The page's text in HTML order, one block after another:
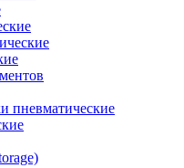
пневматические